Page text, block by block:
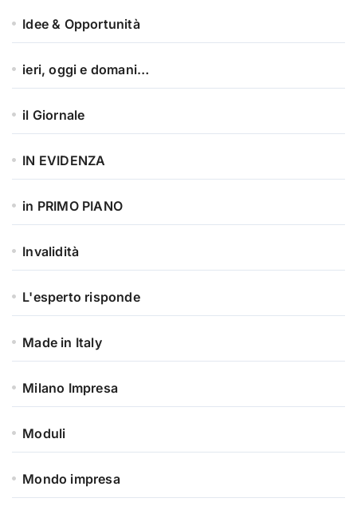
Idee & Opportunità
ieri, oggi e domani…
il Giornale
IN EVIDENZA
in PRIMO PIANO
Invalidità
L'esperto risponde
Made in Italy
Milano Impresa
Moduli
Mondo impresa